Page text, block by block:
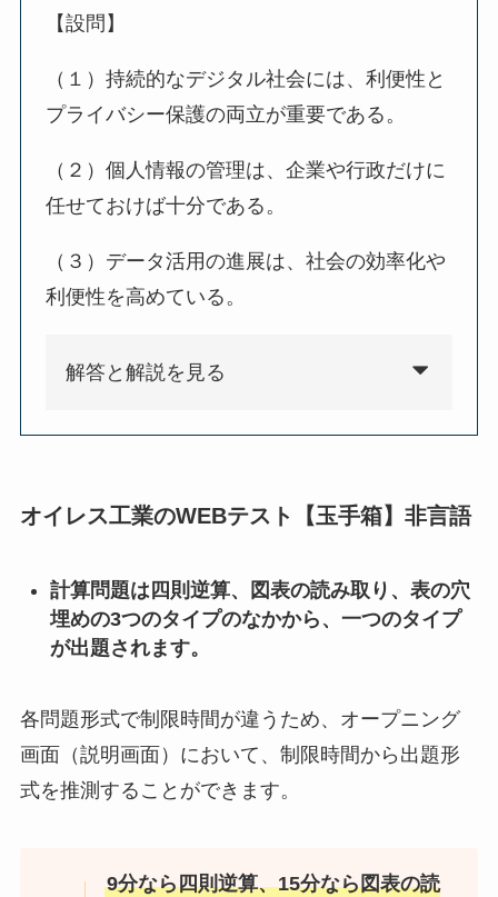
【設問】
（１）持続的なデジタル社会には、利便性と
プライバシー保護の両立が重要である。
（２）個人情報の管理は、企業や行政だけに
任せておけば十分である。
（３）データ活用の進展は、社会の効率化や
利便性を高めている。
解答と解説を見る
オイレス工業のWEBテスト【玉手箱】非言語
計算問題は四則逆算、図表の読み取り、表の穴
埋めの3つのタイプのなかから、一つのタイプ
が出題されます。
各問題形式で制限時間が違うため、オープニング
画面（説明画面）において、制限時間から出題形
式を推測することができます。
9分なら四則逆算、15分なら図表の読